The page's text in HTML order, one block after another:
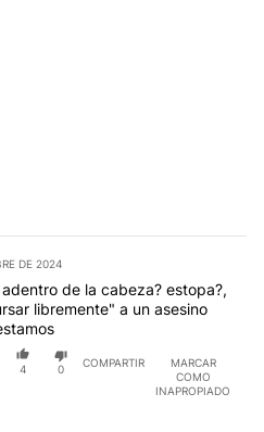
DE 2024
de la cabeza? estopa?,
libremente" a un asesino
4 0
COMPARTIR
MARCAR
COMO
INAPROPIADO